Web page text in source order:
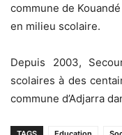
commune de
en milieu scolaire.
Depuis 2003,
scolaires à des
commune d’Adjarra